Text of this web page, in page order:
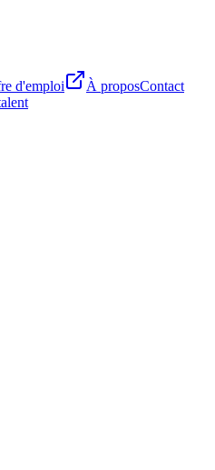
d'emploi À proposContact